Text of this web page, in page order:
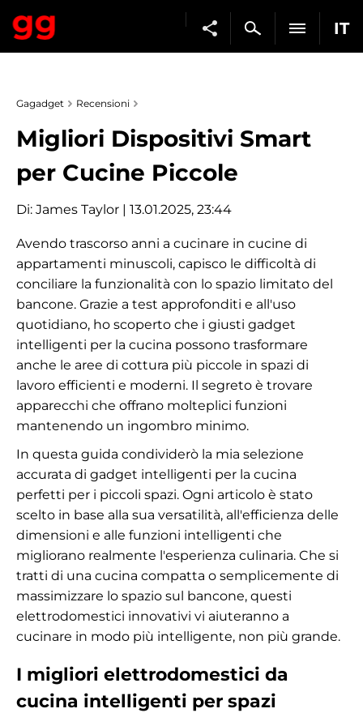
IT
Gagadget Recensioni
Migliori Dispositivi Smart
per Cucine Piccole
Di: James Taylor | 13.01.2025, 23:44
Avendo trascorso anni a cucinare in cucine di
appartamenti minuscoli, capisco le difficoltà di
conciliare la funzionalità con lo spazio limitato del
bancone. Grazie a test approfonditi e all'uso
quotidiano, ho scoperto che i giusti gadget
intelligenti per la cucina possono trasformare
anche le aree di cottura più piccole in spazi di
lavoro efficienti e moderni. Il segreto è trovare
apparecchi che offrano molteplici funzioni
mantenendo un ingombro minimo.
In questa guida condividerò la mia selezione
accurata di gadget intelligenti per la cucina
perfetti per i piccoli spazi. Ogni articolo è stato
scelto in base alla sua versatilità, all'efficienza delle
dimensioni e alle funzioni intelligenti che
migliorano realmente l'esperienza culinaria. Che si
tratti di una cucina compatta o semplicemente di
massimizzare lo spazio sul bancone, questi
elettrodomestici innovativi vi aiuteranno a
cucinare in modo più intelligente, non più grande.
I migliori elettrodomestici da
cucina intelligenti per spazi